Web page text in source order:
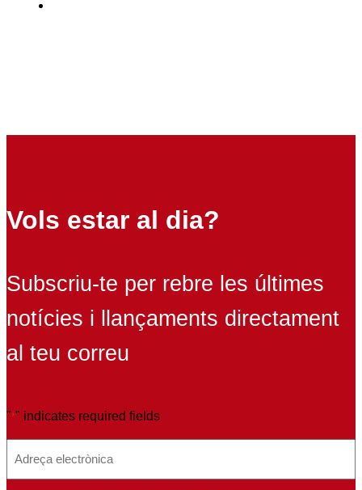
Vols estar al dia?
Subscriu-te per rebre les últimes
notícies i llançaments directament
al teu correu
"*" indicates required fields